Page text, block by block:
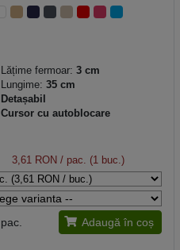
Lățime fermoar: 3 cm
Lungime: 35 cm
Detașabil
Cursor cu autoblocare
3,61 RON / pac. (1 buc.)
pac. Adaugă în coș